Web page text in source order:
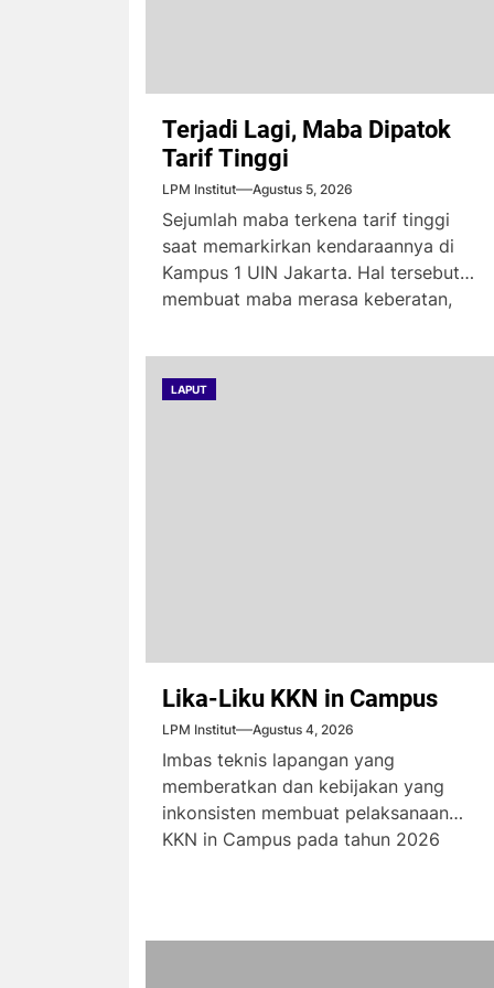
Terjadi Lagi, Maba Dipatok
Tarif Tinggi
LPM Institut Agustus 5, 2026
Sejumlah maba terkena tarif tinggi
saat memarkirkan kendaraannya di
Kampus 1 UIN Jakarta. Hal tersebut
membuat maba merasa keberatan,
LAPUT
Lika-Liku KKN in Campus
LPM Institut Agustus 4, 2026
Imbas teknis lapangan yang
memberatkan dan kebijakan yang
inkonsisten membuat pelaksanaan
KKN in Campus pada tahun 2026